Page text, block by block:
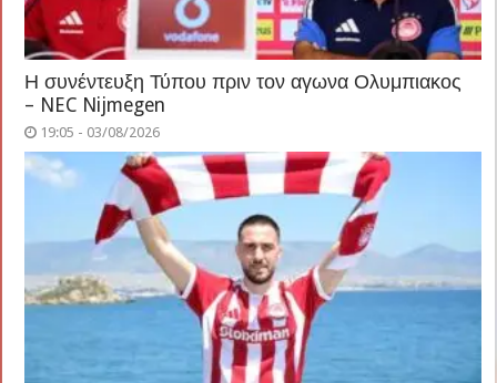
Η συνέντευξη Τύπου πριν τον αγωνα Ολυμπιακος
– NEC Nijmegen
19:05 - 03/08/2026